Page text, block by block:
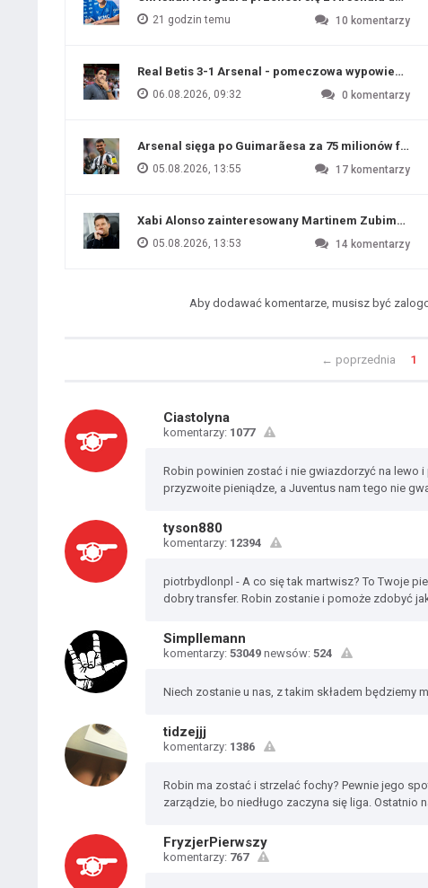
21 godzin temu 10 komentarzy
Real Betis 3-1 Arsenal - pomeczowa wypowiedź
06.08.2026, 09:32 0 komentarzy
Arsenal sięga po Guimarãesa za 75 milionów funtów
05.08.2026, 13:55 17 komentarzy
Xabi Alonso zainteresowany Martinem Zubimendim
05.08.2026, 13:53 14 komentarzy
Aby dodawać komentarze, musisz być
← poprzednia 1
Ciastolyna
komentarzy: 1077
Robin powinien zostać i nie gwiazdorzyć na lewo
przyzwoite pieniądze, a Juventus nam tego nie
tyson880
komentarzy: 12394
piotrbydlonpl - A co się tak martwisz? To Twoje
dobry transfer. Robin zostanie i pomoże zdobyć
Simpllemann
komentarzy: 53049 newsów: 524
Niech zostanie u nas, z takim składem będziemy
tidzejjj
komentarzy: 1386
Robin ma zostać i strzelać fochy? Pewnie jego
zarządzie, bo niedługo zaczyna się liga. Ostatnio
FryzjerPierwszy
komentarzy: 767